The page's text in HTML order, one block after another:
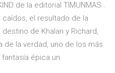
de la editorial TIMUNMAS..
caídos, el resultado de la
de Khalan y Richard,
de la verdad, uno de los más
épica un